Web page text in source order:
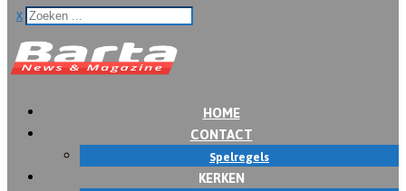
x
HOME
CONTACT
Spelregels
KERKEN